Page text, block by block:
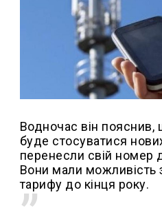
Водночас він пояснив,
буде стосуватися нових
перенесли свій номер
Вони мали можливість
тарифу до кінця року.